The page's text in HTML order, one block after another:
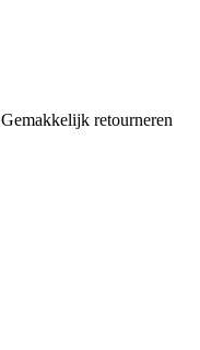
Gemakkelijk retourneren